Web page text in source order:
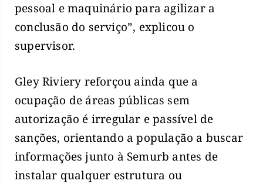
pessoal e maquinário para agilizar a
conclusão do serviço”, explicou o
supervisor.
Gley Riviery reforçou ainda que a
ocupação de áreas públicas sem
autorização é irregular e passível de
sanções, orientando a população a buscar
informações junto à Semurb antes de
instalar qualquer estrutura ou